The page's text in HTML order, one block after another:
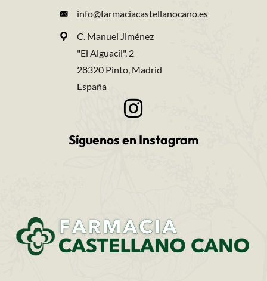
info@farmaciacastellanocano.es
C. Manuel Jiménez
"El Alguacil", 2
28320 Pinto, Madrid
España
Síguenos en Instagram